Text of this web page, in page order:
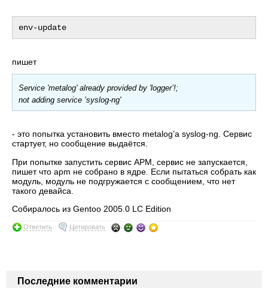
пишет
Service 'metalog' already provided by 'logger’!;
not adding service ’syslog-ng'
- это попытка установить вместо metalog’а syslog-ng. Сервис
стартует, но сообщение выдаётся.
При попытке запустить сервис APM, сервис не запускается,
пишет что apm не собрано в ядре. Если пытаться собрать как
модуль, модуль не подгружается с сообщением, что нет
такого девайса.
Собиралось из Gentoo 2005.0 LC Edition
Ответить Цитировать
Последние комментарии